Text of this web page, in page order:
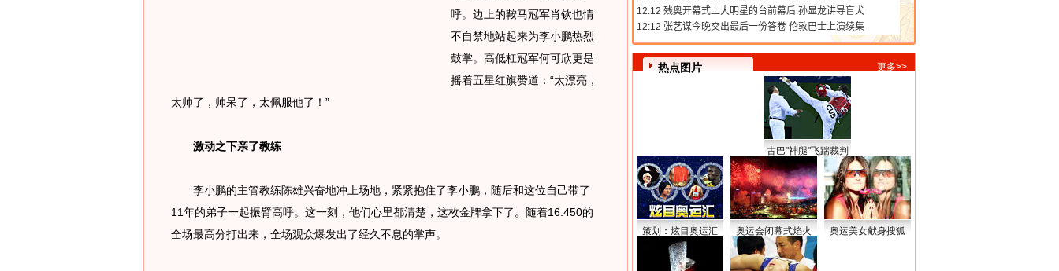
呼。边上的鞍马冠军肖钦也情
不自禁地站起来为李小鹏热烈
鼓掌。高低杠冠军何可欣更是
摇着五星红旗赞道：“太漂亮，
太帅了，帅呆了，太佩服他了！”
激动之下亲了教练
李小鹏的主管教练陈雄兴奋地冲上场地，紧紧抱住了李小鹏，随后和这位自己带了
11年的弟子一起振臂高呼。这一刻，他们心里都清楚，这枚金牌拿下了。随着16.450的
全场最高分打出来，全场观众爆发出了经久不息的掌声。
热点图片 更多>>
古巴"神腿"飞踹裁判
策划：炫目奥运汇 奥运会闭幕式焰火 奥运美女献身搜狐